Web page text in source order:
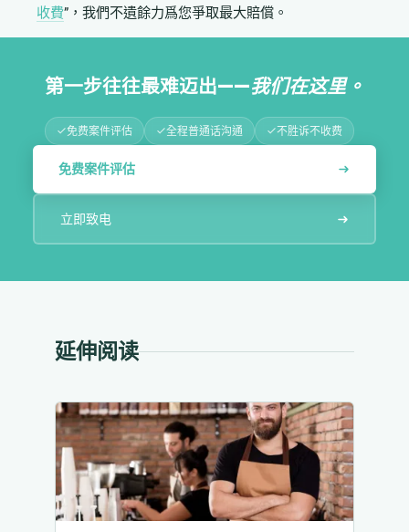
收費”，我們不遺餘力爲您爭取最大賠償。
第一步往往最难迈出——我们在这里。
免费案件评估 全程普通话沟通 不胜诉不收费
免费案件评估
立即致电
延伸阅读